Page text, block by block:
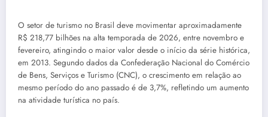
O setor de turismo no Brasil deve movimentar aproximadamente
R$ 218,77 bilhões na alta temporada de 2026, entre novembro e
fevereiro, atingindo o maior valor desde o início da série histórica,
em 2013. Segundo dados da Confederação Nacional do Comércio
de Bens, Serviços e Turismo (CNC), o crescimento em relação ao
mesmo período do ano passado é de 3,7%, refletindo um aumento
na atividade turística no país.